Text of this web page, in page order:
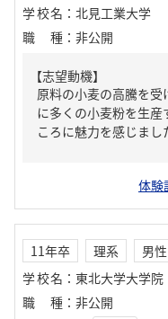
学校名 ： 北見工業大学
職種 ： 非公開
【志望動機】
原料の小麦の高騰を
に多くの小麦粉を生
ころに魅力を感じま
体験
11年卒 理系
男性
学校名 ： 東北大学大学院
職種 ： 非公開